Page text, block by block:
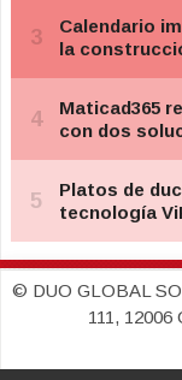
© DUO GLOBAL
111,